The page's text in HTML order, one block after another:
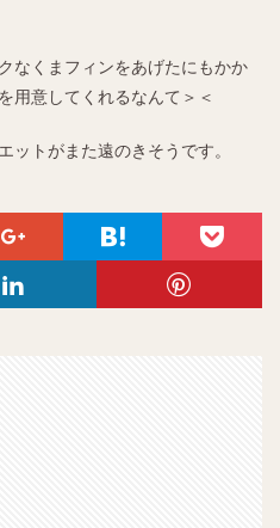
なくまフィンをあげたにもかか
用意してくれるなんて＞＜
ットがまた遠のきそうです。